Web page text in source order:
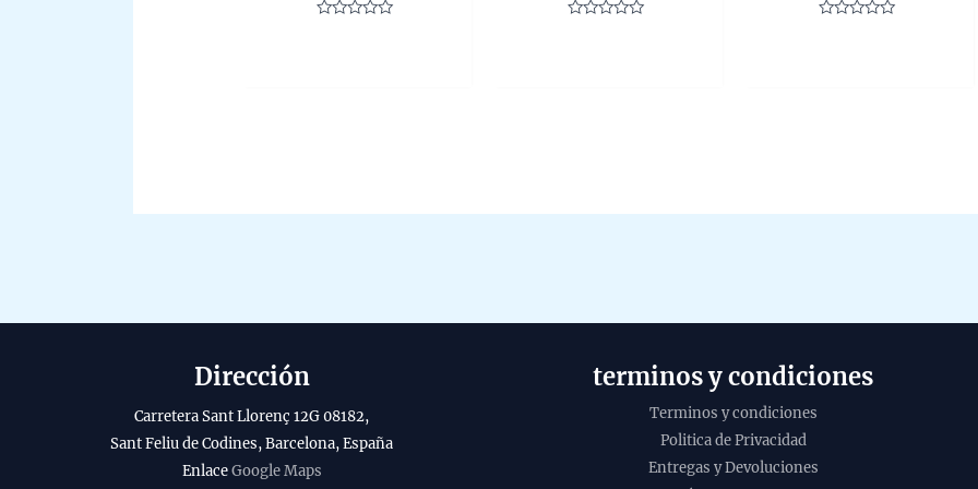
0,95 €.
Dirección
Carretera Sant Llorenç 12G 08182,
Sant Feliu de Codines, Barcelona, España
EnlaceGoogle Maps
terminos y condiciones
Terminos y condiciones
Politica de Privacidad
Entregas y Devoluciones
Incienso Golden